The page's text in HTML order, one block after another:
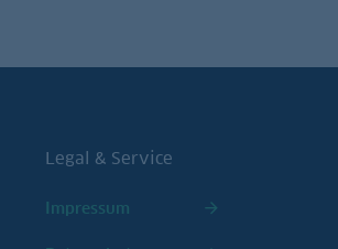
Legal & Service
Impressum